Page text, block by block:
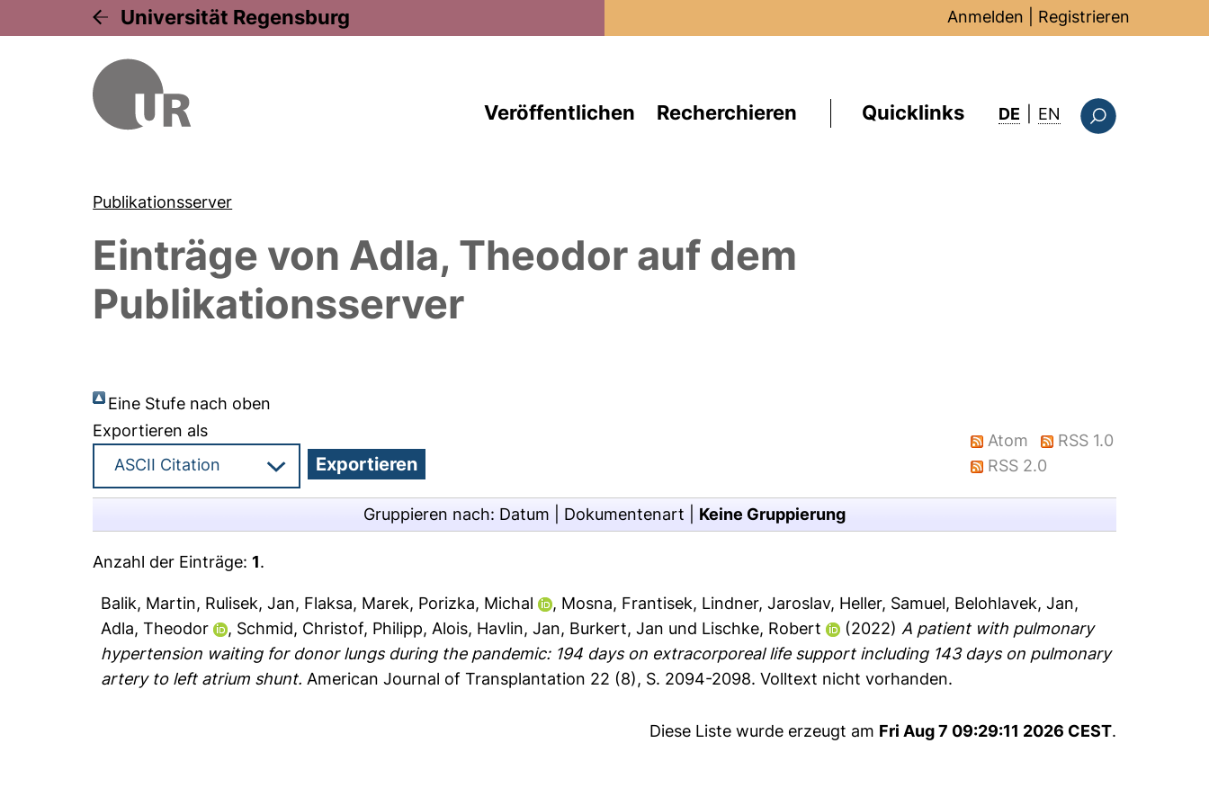
Universität Regensburg Anmelden Registrieren
Veröffentlichen Recherchieren Quicklinks DE EN : this page in
Publikationsserver
Einträge von Adla, Theodor auf dem
Publikationsserver
Eine Stufe nach oben
Exportieren als
Atom
RSS 1.0
RSS 2.0
Gruppieren nach: Datum Dokumentenart Keine Gruppierung
Anzahl der Einträge:1.
Balik, Martin, Rulisek, Jan, Flaksa, Marek, Porizka, Michal , Mosna, Frantisek, Lindner, Jaroslav, Heller, Samuel, Belohlavek, Jan,
Adla, Theodor
, Schmid, Christof, Philipp, Alois, Havlin, Jan, Burkert, Jan und Lischke, Robert (2022) A patient with pulmonary
hypertension waiting for donor lungs during the pandemic: 194 days on extracorporeal life support including 143 days on pulmonary
artery to left atrium shunt. American Journal of Transplantation 22 (8), S. 2094-2098.Volltext nicht vorhanden.
Diese Liste wurde erzeugt am Fri Aug 7 09:29:11 2026 CEST.